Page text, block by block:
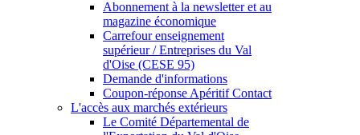
Abonnement à la newsletter et au
magazine économique
Carrefour enseignement
supérieur / Entreprises du Val
d'Oise (CESE 95)
Demande d'informations
Coupon-réponse Apéritif Contact
L'accès aux marchés extérieurs
Le Comité Départemental de